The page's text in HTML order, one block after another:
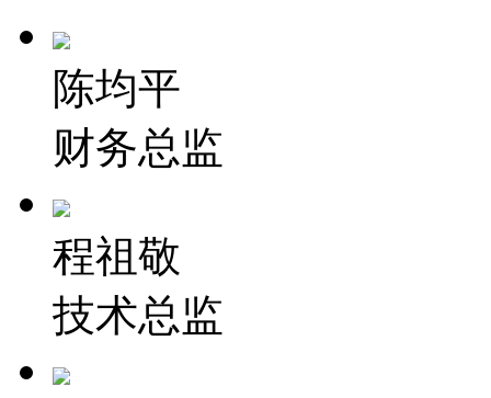
陈均平
财务总监
程祖敬
技术总监